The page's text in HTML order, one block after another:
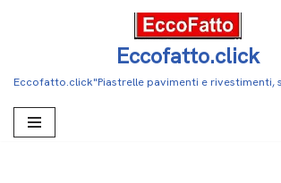
contenuto
Eccofatto.click
Eccofatto.click"Piastrelle pavimenti e rivestimenti,